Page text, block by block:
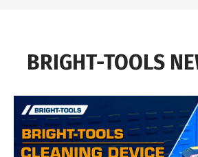
BRIGHT-TOOLS